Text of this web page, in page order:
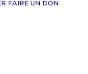
FAIRE UN DON